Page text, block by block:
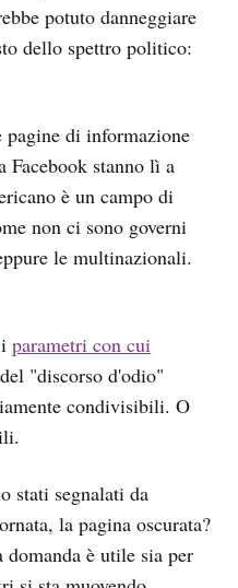
potuto danneggiare
dello spettro politico:
di informazione
Facebook stanno lì a
è un campo di
non ci sono governi
le multinazionali.
parametri con cui
"discorso d'odio"
condivisibili. O
stati segnalati da
la pagina oscurata?
domanda è utile sia per